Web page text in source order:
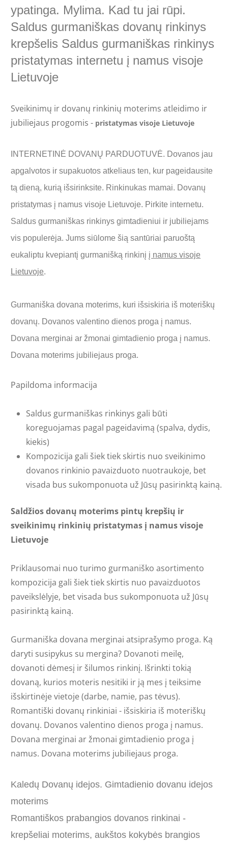
ypatinga. Mylima. Kad tu jai rūpi.
Saldus gurmaniškas dovanų rinkinys
krepšelis Saldus gurmaniškas rinkinys
pristatymas internetu į namus visoje
Lietuvoje
Sveikinimų ir dovanų rinkinių moterims atleidimo ir
jubiliejaus progomis - pristatymas visoje Lietuvoje
INTERNETINĖ DOVANŲ PARDUOTUVĖ. Dovanos jau
apgalvotos ir supakuotos atkeliaus ten, kur pageidausite
tą dieną, kurią išsirinksite. Rinkinukas mamai. Dovanų
pristatymas į namus visoje Lietuvoje. Pirkite internetu.
Saldus gurmaniškas rinkinys gimtadieniui ir jubiliejams
vis populerėja. Jums siūlome šią santūriai paruoštą
eukaliptu kvepiantį gurmanišką rinkinį į namus visoje
Lietuvoje.
Gurmaniška dovana moterims, kuri išsiskiria iš moteriškų
dovanų. Dovanos valentino dienos proga į namus.
Dovana merginai ar žmonai gimtadienio proga į namus.
Dovana moterims jubiliejaus proga.
Papildoma informacija
Saldus gurmaniškas rinkinys gali būti
koreguojamas pagal pageidavimą (spalva, dydis,
kiekis)
Kompozicija gali šiek tiek skirtis nuo sveikinimo
dovanos rinkinio pavaizduoto nuotraukoje, bet
visada bus sukomponuota už Jūsų pasirinktą kainą.
Saldžios dovanų moterims pintų krepšių ir
sveikinimų rinkinių pristatymas į namus visoje
Lietuvoje
Priklausomai nuo turimo gurmaniško asortimento
kompozicija gali šiek tiek skirtis nuo pavaizduotos
paveikslėlyje, bet visada bus sukomponuota už Jūsų
pasirinktą kainą.
Gurmaniška dovana merginai atsiprašymo proga. Ką
daryti susipykus su mergina? Dovanoti meilę,
dovanoti dėmesį ir šilumos rinkinį. Išrinkti tokią
dovaną, kurios moteris nesitiki ir ją mes į teiksime
išskirtinėje vietoje (darbe, namie, pas tėvus).
Romantiški dovanų rinkiniai - išsiskiria iš moteriškų
dovanų. Dovanos valentino dienos proga į namus.
Dovana merginai ar žmonai gimtadienio proga į
namus. Dovana moterims jubiliejaus proga.
Kaledų Dovanų idejos. Gimtadienio dovanu idejos
moterims
Romantiškos prabangios dovanos rinkinai -
krepšeliai moterims, aukštos kokybės brangios